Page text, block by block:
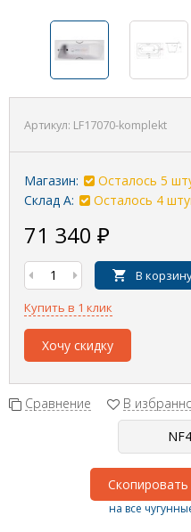
Артикул: LF17070-komplekt
Магазин:
Осталось 5
Склад А:
Осталось 4
71 340 ₽
В
Купить в 1 клик
Хочу скидку
Сравнение В
на все